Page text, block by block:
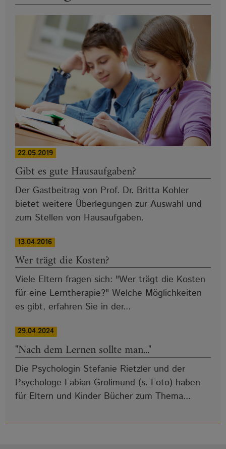
22.05.2019
Gibt es gute Hausaufgaben?
Der Gastbeitrag von Prof. Dr. Britta Kohler
bietet weitere Überlegungen zur Auswahl und
zum Stellen von Hausaufgaben.
13.04.2016
Wer trägt die Kosten?
Viele Eltern fragen sich: "Wer trägt die Kosten
für eine Lerntherapie?" Welche Möglichkeiten
es gibt, erfahren Sie in der...
29.04.2024
"Nach dem Lernen sollte man..."
Die Psychologin Stefanie Rietzler und der
Psychologe Fabian Grolimund (s. Foto) haben
für Eltern und Kinder Bücher zum Thema...